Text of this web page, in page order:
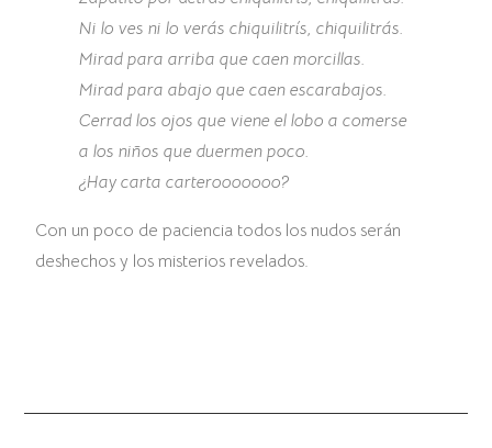
Ni lo ves ni lo verás chiquilitrís, chiquilitrás.
Mirad para arriba que caen morcillas.
Mirad para abajo que caen escarabajos.
Cerrad los ojos que viene el lobo a comerse
a los niños que duermen poco.
¿Hay carta carterooooooo?
Con un poco de paciencia todos los nudos serán
deshechos y los misterios revelados.